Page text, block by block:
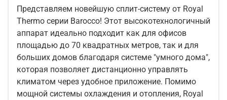
Представляем новейшую сплит-систему от Royal
Thermo серии Barocco! Этот высокотехнологичный
аппарат идеально подходит как для офисов
площадью до 70 квадратных метров, так и для
больших домов благодаря системе "умного дома",
которая позволяет дистанционно управлять
климатом через удобное приложение. Помимо
мощной системы охлаждения и отопления, Royal